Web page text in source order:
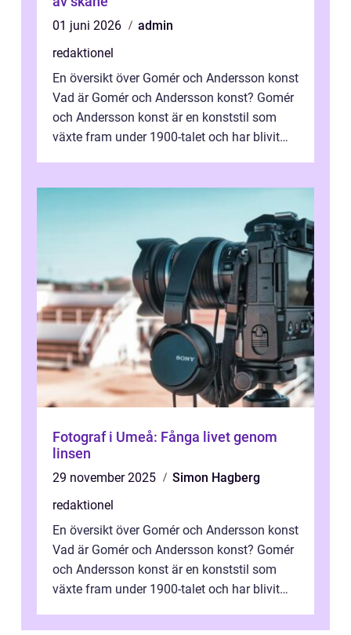
01 juni 2026
admin
redaktionel
En översikt över Gomér och Andersson konst
Vad är Gomér och Andersson konst? Gomér
och Andersson konst är en konststil som
växte fram under 1900-talet och har blivit
Fotograf i Umeå: Fånga livet genom
linsen
29 november 2025
Simon Hagberg
redaktionel
En översikt över Gomér och Andersson konst
Vad är Gomér och Andersson konst? Gomér
och Andersson konst är en konststil som
växte fram under 1900-talet och har blivit